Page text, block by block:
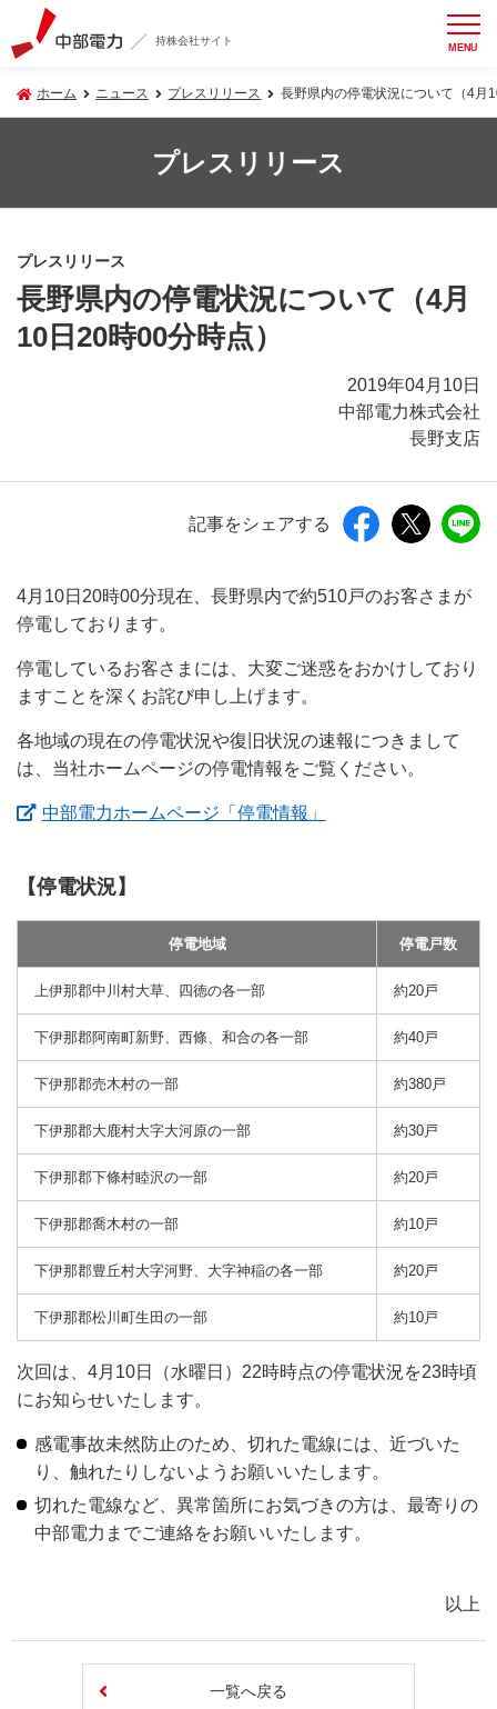
持株会社サイト MENU
ホーム ニュース プレスリリース 長野県内の停電状況について（4月
プレスリリース
プレスリリース
長野県内の停電状況について（4月
10日20時00分時点）
2019年04月10日
中部電力株式会社
長野支店
記事をシェアする
4月10日20時00分現在、長野県内で約510戸のお客さまが
停電しております。
停電しているお客さまには、大変ご迷惑をおかけしており
ますことを深くお詫び申し上げます。
各地域の現在の停電状況や復旧状況の速報につきまして
は、当社ホームページの停電情報をご覧ください。
中部電力ホームページ「停電情報」
【停電状況】
停電地域 停電戸数
上伊那郡中川村大草、四徳の各一部 約20戸
下伊那郡阿南町新野、西條、和合の各一部 約40戸
下伊那郡売木村の一部 約380戸
下伊那郡大鹿村大字大河原の一部 約30戸
下伊那郡下條村睦沢の一部 約20戸
下伊那郡喬木村の一部 約10戸
下伊那郡豊丘村大字河野、大字神稲の各一部 約20戸
下伊那郡松川町生田の一部 約10戸
次回は、4月10日（水曜日）22時時点の停電状況を23時頃
にお知らせいたします。
感電事故未然防止のため、切れた電線には、近づいた
り、触れたりしないようお願いいたします。
切れた電線など、異常箇所にお気づきの方は、最寄りの
中部電力までご連絡をお願いいたします。
以上
一覧へ戻る